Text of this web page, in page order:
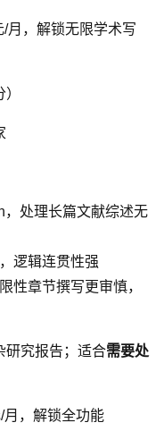
月，解锁无限学术写
，处理长篇文献综述无
逻辑连贯性强
性章节撰写更审慎，
研究报告；适合需要处
月，解锁全功能